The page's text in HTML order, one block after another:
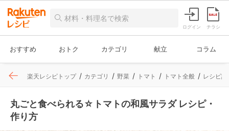
ログイン チラシ
おすすめ おトク カテゴリ 献立 コラム
楽天レシピトップ カテゴリ 野菜 トマト トマト全般 レシピ詳
丸ごと食べられる☆トマトの和風サラダ レシピ・
作り方